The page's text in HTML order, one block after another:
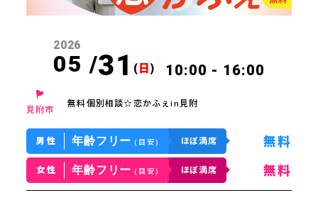
2026
05 /31 ( 日) 10:00 - 16:00
見附市
無料個別相談☆恋かふぇin見附
男性 年齢フリー (目安) ほぼ満席 無料
女性 年齢フリー (目安) ほぼ満席 無料